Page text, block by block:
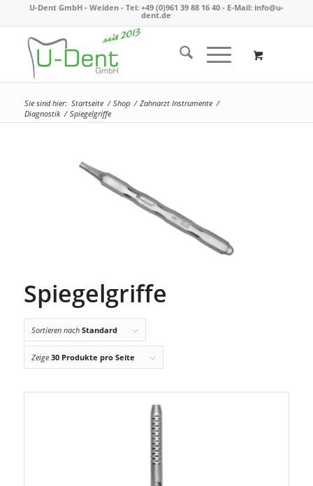
U-Dent GmbH - Weiden - Tel: +49 (0)961 39 88 16 40- E-Mail: info@u-
dent.de
Sie sind hier: Startseite / Shop / Zahnarzt Instrumente /
Diagnostik / Spiegelgriffe
Spiegelgriffe
Sortieren nach Standard
Zeige 30 Produkte pro Seite